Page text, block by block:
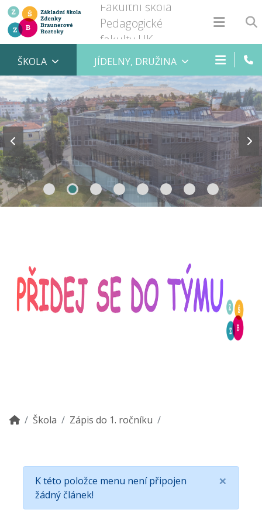
Fakultní škola
Pedagogické
fakulty UK
ŠKOLA JÍDELNY, DRUŽINA
Škola Zápis do 1. ročníku
×
K této položce menu není připojen
žádný článek!